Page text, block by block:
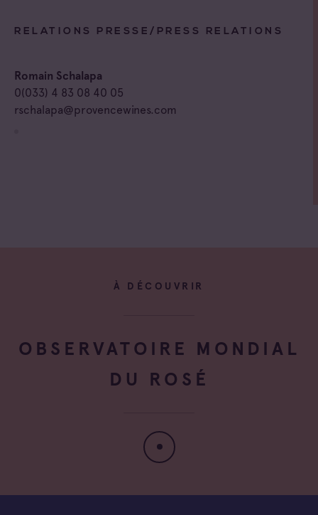
RELATIONS PRESSE/PRESS RELATIONS
Romain Schalapa
0(033) 4 83 08 40 05
rschalapa@provencewines.com
À DÉCOUVRIR
OBSERVATOIRE MONDIAL
DU ROSÉ